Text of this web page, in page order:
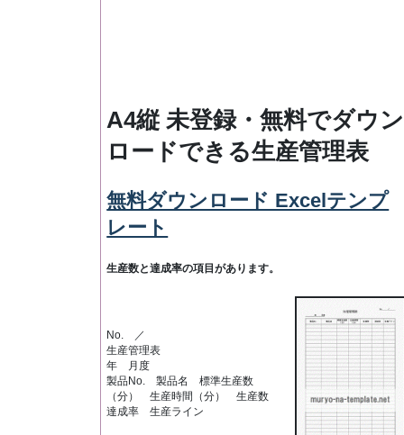
A4縦 未登録・無料でダウン
ロードできる生産管理表
無料ダウンロード Excelテンプ
レート
生産数と達成率の項目があります。
No. ／
生産管理表
年 月度
製品No. 製品名 標準生産数
（分） 生産時間（分） 生産数
達成率 生産ライン